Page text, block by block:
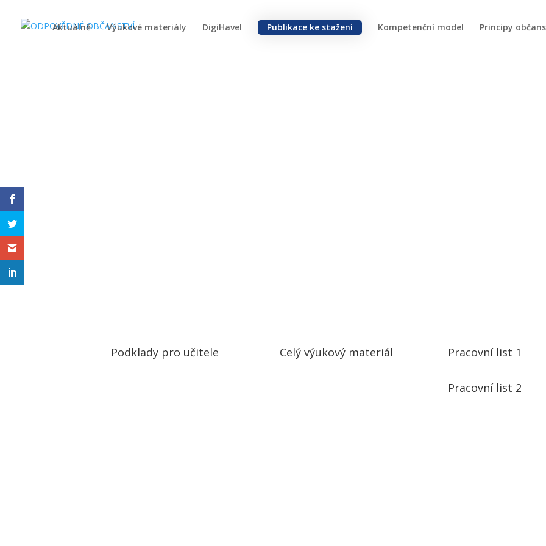
Aktuálně Výukové materiály DigiHavel Publikace ke stažení Kompetenční model Principy
Podklady pro učitele Celý výukový materiál Pracovní list 1
Pracovní list 2